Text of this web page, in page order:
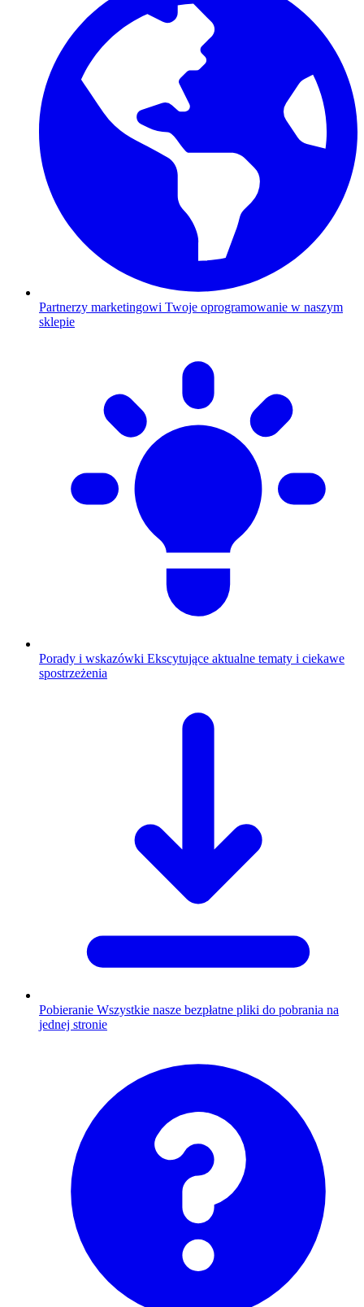
Partnerzy marketingowi Twoje oprogramowanie w naszym
sklepie
Porady i wskazówki Ekscytujące aktualne tematy i ciekawe
spostrzeżenia
Pobieranie Wszystkie nasze bezpłatne pliki do pobrania na
jednej stronie